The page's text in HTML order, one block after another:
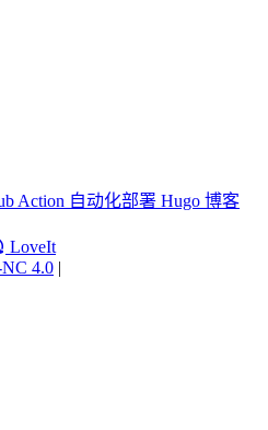
Action 自动化部署 Hugo 博客
LoveIt
4.0 |